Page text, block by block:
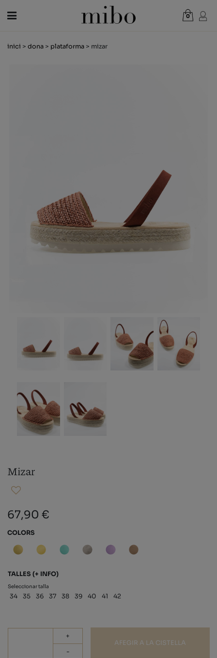
0
VEURE CISTELLA
inici > dona > plataforma > mizar
Mizar
67,90 €
COLORS
TALLES (+ INFO)
Seleccionar talla
34 35 36 37 38 39 40 41 42
+
-
AFEGIR A LA CISTELLA